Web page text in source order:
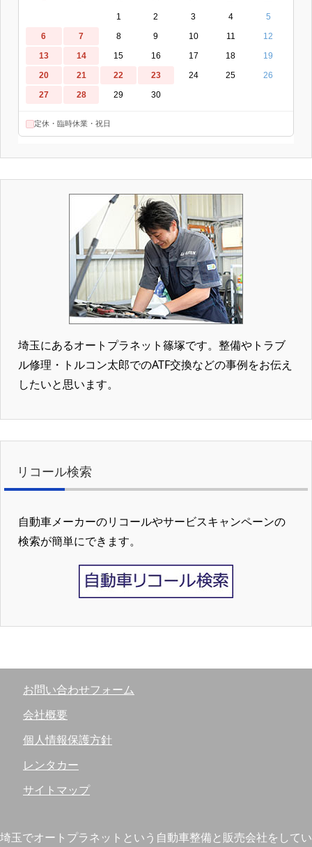
埼玉にあるオートプラネット篠塚です。整備やトラブ
ル修理・トルコン太郎でのATF交換などの事例をお伝え
したいと思います。
リコール検索
自動車メーカーのリコールやサービスキャンペーンの
検索が簡単にできます。
お問い合わせフォーム
会社概要
個人情報保護方針
レンタカー
サイトマップ
埼玉でオートプラネットという自動車整備と販売会社をしてい